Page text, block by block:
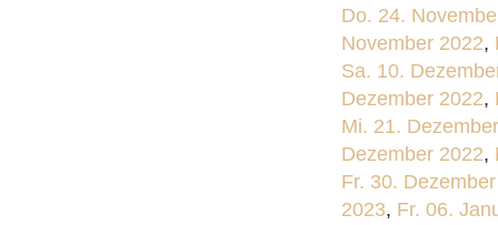
Do. 24.
November 2022,
Sa. 10.
Dezember 2022,
Mi. 21.
Dezember 2022,
Fr. 30.
2023, Fr. 06.